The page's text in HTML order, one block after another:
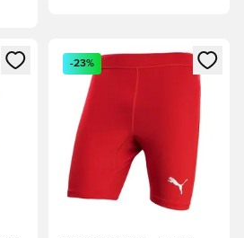
bejelentkezéshez vagy a tagként
Megnyit egy modált a
-23%